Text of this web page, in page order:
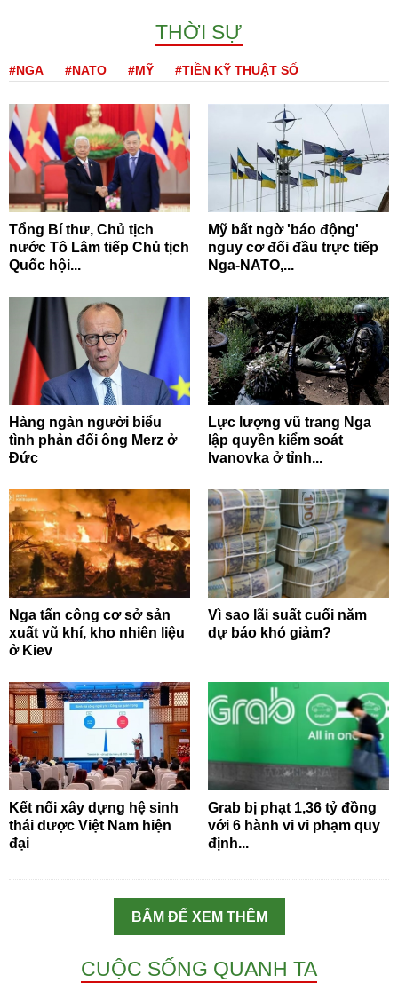
THỜI SỰ
#NGA #NATO #MỸ #TIỀN KỸ THUẬT SỐ
Tổng Bí thư, Chủ tịch
nước Tô Lâm tiếp Chủ tịch
Quốc hội...
Mỹ bất ngờ 'báo động'
nguy cơ đối đầu trực tiếp
Nga-NATO,...
Hàng ngàn người biểu
tình phản đối ông Merz ở
Đức
Lực lượng vũ trang Nga
lập quyền kiểm soát
Ivanovka ở tỉnh...
Nga tấn công cơ sở sản
xuất vũ khí, kho nhiên liệu
ở Kiev
Vì sao lãi suất cuối năm
dự báo khó giảm?
Kết nối xây dựng hệ sinh
thái dược Việt Nam hiện
đại
Grab bị phạt 1,36 tỷ đồng
với 6 hành vi vi phạm quy
định...
BẤM ĐỂ XEM THÊM
CUỘC SỐNG QUANH TA